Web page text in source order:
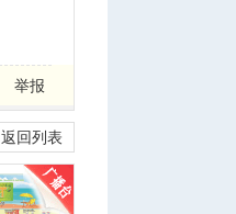
举报
返回列表